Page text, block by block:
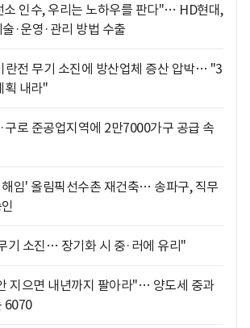
소 인수, 우리는 노하우를 판다"… HD현대,
·운영·관리 방법 수출
란전 무기 소진에 방산업체 증산 압박… "3
획 내라"
구로 준공업지역에 2만7000가구 공급 속
임' 올림픽선수촌 재건축… 송파구, 직무
기 소진… 장기화 시 중·러에 유리"
지으면 내년까지 팔아라"… 양도세 중과
6070